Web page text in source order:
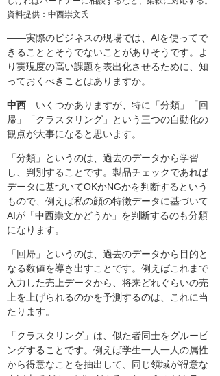
資料提供：中西崇文氏
――実際のビジネスの現場では、AIを使ってで
きることとそうでないことがありそうです。よ
り実現度の高い課題を表出化させるために、知
っておくべきことはありますか。
中西 いくつかありますが、特に「分類」「回
帰」「クラスタリング」という三つの自動化の
観点が大事になると思います。
「分類」というのは、過去のデータから学習
し、判別することです。製品チェックであれば
データに基づいてOKかNGかを判断するという
もので、例えば私の顔の特徴データに基づいて
AIが「中西崇文かどうか」を判断するのも分類
になります。
「回帰」というのは、過去のデータから目的と
なる数値を導き出すことです。例えばこれまで
入力した売上データから、将来どれぐらいの売
上を上げられるのかを予測するのは、これに当
たります。
「クラスタリング」は、似た者同士をグルーピ
ングすることです。例えば学生一人一人の属性
から得意なことを抽出して、同じ領域が得意な